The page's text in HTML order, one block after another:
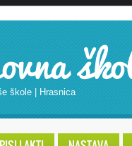
škole | Hrasnica